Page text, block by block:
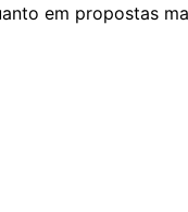
em propostas